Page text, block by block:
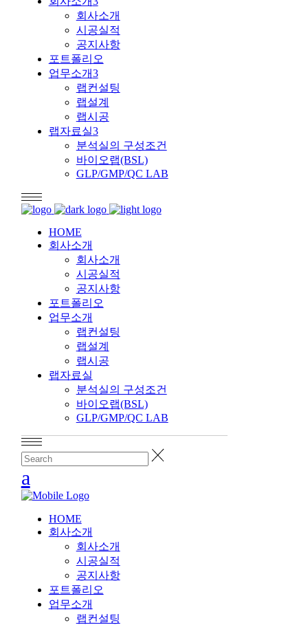
회사소개
시공실적
공지사항
포트폴리오
업무소개
랩컨설팅
랩설계
랩시공
랩자료실
분석실의 구성조건
바이오랩(BSL)
GLP/GMP/QC LAB
HOME
회사소개
회사소개
시공실적
공지사항
포트폴리오
업무소개
랩컨설팅
랩설계
랩시공
랩자료실
분석실의 구성조건
바이오랩(BSL)
GLP/GMP/QC LAB
HOME
회사소개
회사소개
시공실적
공지사항
포트폴리오
업무소개
랩컨설팅